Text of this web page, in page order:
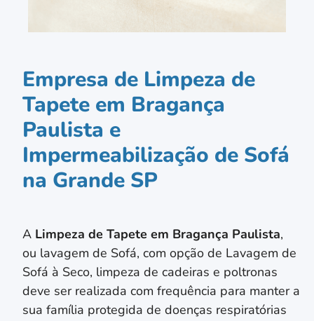
Empresa de Limpeza de
Tapete em Bragança
Paulista e
Impermeabilização de Sofá
na Grande SP
A Limpeza de Tapete em Bragança Paulista,
ou lavagem de Sofá, com opção de Lavagem de
Sofá à Seco, limpeza de cadeiras e poltronas
deve ser realizada com frequência para manter a
sua família protegida de doenças respiratórias